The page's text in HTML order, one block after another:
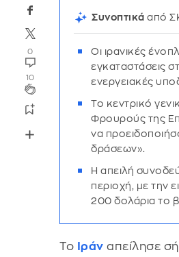
0
10
Συνοπτικάαπό
Οι ιρανικές
εγκαταστάσεις
ενεργειακές
Το κεντρικό
Φρουρούς της
να
δράσεων».
Η απειλή
περιοχή, με την
200 δολάρια το
Το Ιράν απείλησε